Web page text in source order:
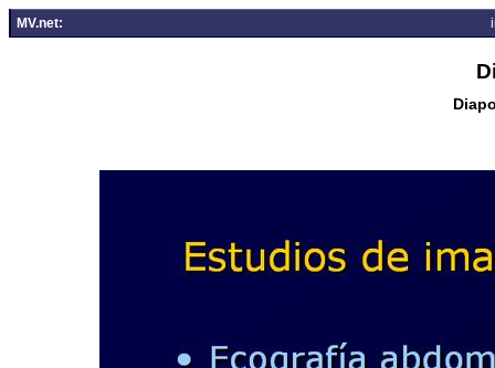
MV.net: